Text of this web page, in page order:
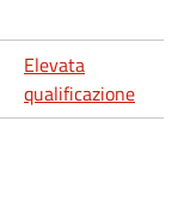
Elevata
qualificazione